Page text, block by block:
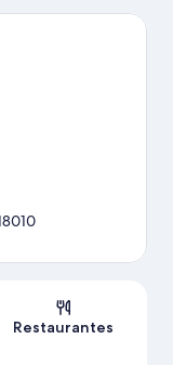
cuáles son
Restaurantes